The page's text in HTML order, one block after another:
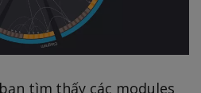
tìm thấy các modules